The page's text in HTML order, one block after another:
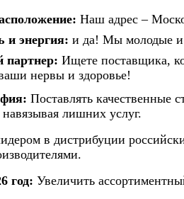
Наш адрес –
и энергия: и да! Мы молодые и
Ищете поставщика,
нервы и здоровье!
Поставлять качественные
лишних услуг.
в дистрибуции
год: Увеличить